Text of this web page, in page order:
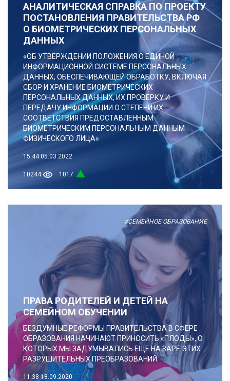
АНАЛИТИЧЕСКАЯ СПРАВКА ПО ПРОЕКТУ
ПОСТАНОВЛЕНИЯ ПРАВИТЕЛЬСТВА РФ
О БИОМЕТРИЧЕСКИХ ПЕРСОНАЛЬНЫХ
ДАННЫХ
«ОБ УТВЕРЖДЕНИИ ПОЛОЖЕНИЯ О ЕДИНОЙ
ИНФОРМАЦИОННОЙ СИСТЕМЕ ПЕРСОНАЛЬНЫХ
ДАННЫХ, ОБЕСПЕЧИВАЮЩЕЙ ОБРАБОТКУ, ВКЛЮЧАЯ
СБОР И ХРАНЕНИЕ БИОМЕТРИЧЕСКИХ
ПЕРСОНАЛЬНЫХ ДАННЫХ, ИХ ПРОВЕРКУ И
ПЕРЕДАЧУ ИНФОРМАЦИИ О СТЕПЕНИ ИХ
СООТВЕТСТВИЯ ПРЕДОСТАВЛЕННЫМ
БИОМЕТРИЧЕСКИМ ПЕРСОНАЛЬНЫМ ДАННЫМ
ФИЗИЧЕСКОГО ЛИЦА»
15:44 05.03.2022
10244 1017
#СЕМЕЙНОЕ ОБРАЗОВАНИЕ
ПРАВА РОДИТЕЛЕЙ И ДЕТЕЙ НА
СЕМЕЙНОМ ОБУЧЕНИИ
БЕЗДУМНЫЕ РЕФОРМЫ ПРАВИТЕЛЬСТВА В СФЕРЕ
ОБРАЗОВАНИЯ НАЧИНАЮТ ПРИНОСИТЬ «ПЛОДЫ», О
КОТОРЫХ МЫ ЗАДУМЫВАЛИСЬ ЕЩЕ НА ЗАРЕ ЭТИХ
РАЗРУШИТЕЛЬНЫХ ПРЕОБРАЗОВАНИЙ.
11:38 18.09.2020